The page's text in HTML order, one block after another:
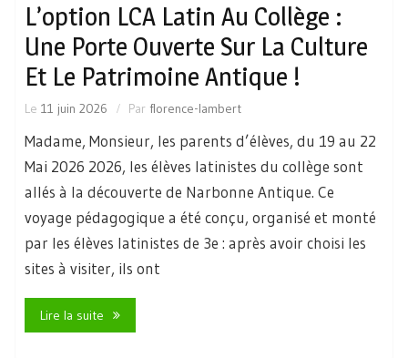
L’option LCA Latin Au Collège :
Une Porte Ouverte Sur La Culture
Et Le Patrimoine Antique !
Le 11 juin 2026 Par florence-lambert
Madame, Monsieur, les parents d’élèves, du 19 au 22
Mai 2026 2026, les élèves latinistes du collège sont
allés à la découverte de Narbonne Antique. Ce
voyage pédagogique a été conçu, organisé et monté
par les élèves latinistes de 3e : après avoir choisi les
sites à visiter, ils ont
Lire la suite